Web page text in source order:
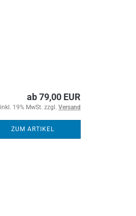
ab 79,00 EUR
inkl. 19% MwSt. zzgl. Versand
ZUM ARTIKEL